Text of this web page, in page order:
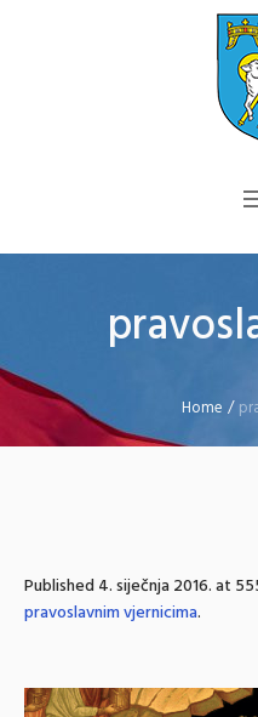
Home /
Published4. siječnja 2016.at
pravoslavnim vjernicima.